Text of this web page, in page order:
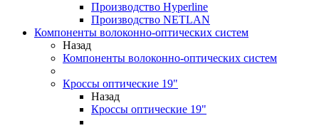
Производство Hyperline
Производство NETLAN
Компоненты волоконно-оптических систем
Назад
Компоненты волоконно-оптических систем
Кроссы оптические 19"
Назад
Кроссы оптические 19"